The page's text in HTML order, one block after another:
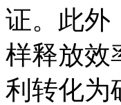
证。此外
样释放效
利转化为